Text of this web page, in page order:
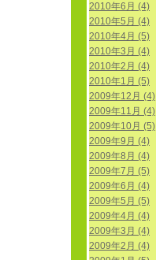
2010年6月 (4)
2010年5月 (4)
2010年4月 (5)
2010年3月 (4)
2010年2月 (4)
2010年1月 (5)
2009年12月 (4)
2009年11月 (4)
2009年10月 (5)
2009年9月 (4)
2009年8月 (4)
2009年7月 (5)
2009年6月 (4)
2009年5月 (5)
2009年4月 (4)
2009年3月 (4)
2009年2月 (4)